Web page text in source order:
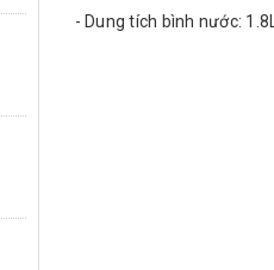
- Dung tích bình nước: 1.8L